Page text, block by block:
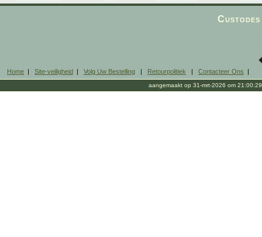
Home | Site-veiligheid | Volg Uw Bestelling | Retourpolitiek | Contacteer Ons |
aangemaakt op 31-mrt-2026 om